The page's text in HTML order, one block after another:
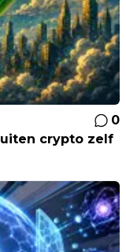
0
crypto zelf